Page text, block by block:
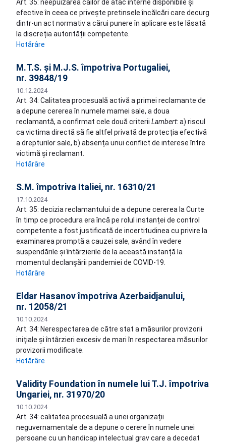
Art. 35: neepuizarea căilor de atac interne disponibile și
efective în ceea ce privește pretinsele încălcări care decurg
dintr-un act normativ a cărui punere în aplicare este lăsată
la discreția autorității competente.
Hotărâre
M.T.S. și M.J.S. împotriva Portugaliei,
nr. 39848/19
10.12.2024
Art. 34: Calitatea procesuală activă a primei reclamante de
a depune cererea în numele mamei sale, a doua
reclamantă, a confirmat cele două criterii Lambert: a) riscul
ca victima directă să fie altfel privată de protecția efectivă
a drepturilor sale, b) absența unui conflict de interese între
victimă și reclamant.
Hotărâre
S.M. împotriva Italiei, nr. 16310/21
17.10.2024
Art. 35: decizia reclamantului de a depune cererea la Curte
în timp ce procedura era încă pe rolul instanței de control
competente a fost justificată de incertitudinea cu privire la
examinarea promptă a cauzei sale, având în vedere
suspendările și întârzierile de la această instanță la
momentul declanșării pandemiei de COVID-19.
Hotărâre
Eldar Hasanov împotriva Azerbaidjanului,
nr. 12058/21
10.10.2024
Art. 34: Nerespectarea de către stat a măsurilor provizorii
inițiale și întârzieri excesiv de mari în respectarea măsurilor
provizorii modificate.
Hotărâre
Validity Foundation în numele lui T.J. împotriva
Ungariei, nr. 31970/20
10.10.2024
Art. 34: calitatea procesuală a unei organizații
neguvernamentale de a depune o cerere în numele unei
persoane cu un handicap intelectual grav care a decedat